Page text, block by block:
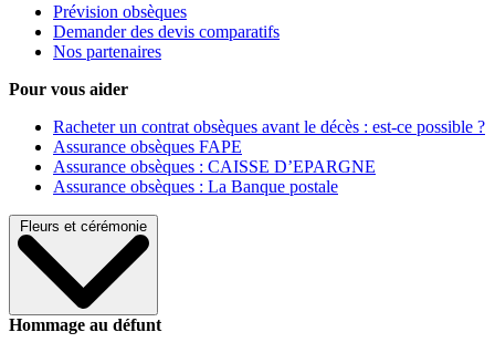
Prévision obsèques
Demander des devis comparatifs
Nos partenaires
Pour vous aider
Racheter un contrat obsèques avant le décès : est-ce possible ?
Assurance obsèques FAPE
Assurance obsèques : CAISSE D’EPARGNE
Assurance obsèques : La Banque postale
Fleurs et cérémonie
Hommage au défunt